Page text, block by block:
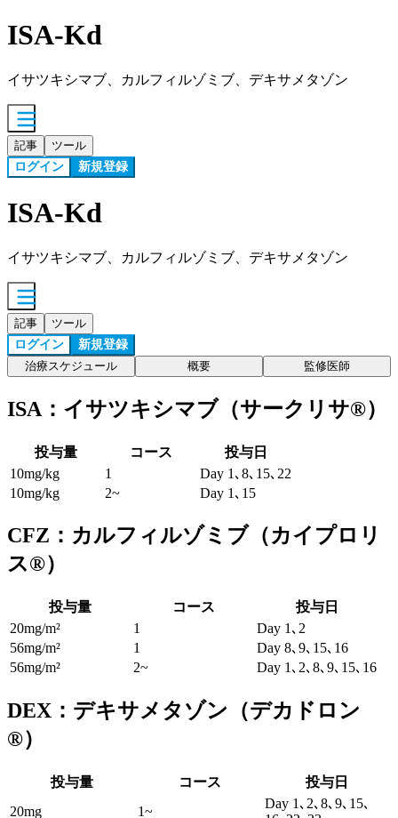
ISA-Kd
イサツキシマブ、カルフィルゾミブ、デキサメタゾン
記事 ツール
ログイン 新規登録
ISA-Kd
イサツキシマブ、カルフィルゾミブ、デキサメタゾン
記事 ツール
ログイン 新規登録
治療スケジュール 概要 監修医師
ISA：イサツキシマブ（サークリサ®）
投与量 コース
投与日
10mg/kg
1
Day 1､8､15､22
10mg/kg
2~ Day 1､15
CFZ：カルフィルゾミブ（カイプロリ
ス®）
投与量 コース
投与日
20mg/m²
1
Day 1､2
56mg/m²
1
Day 8､9､15､16
56mg/m²
2~ Day 1､2､8､9､15､16
DEX：デキサメタゾン（デカドロン
®）
投与量 コース
投与日
20mg
1~
Day 1､2､8､9､15､